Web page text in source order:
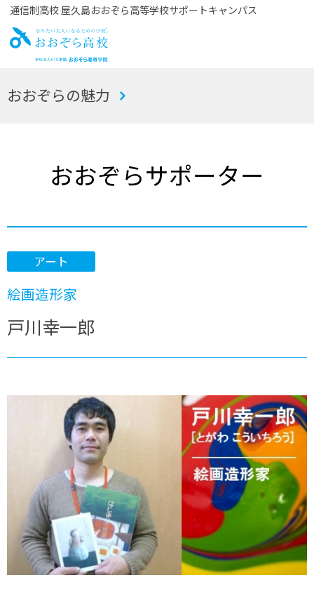
通信制高校 屋久島おおぞら高等学校サポートキャンパス
お
おおぞらの魅力
おおぞらサポーター
アート
絵画造形家
戸川幸一郎